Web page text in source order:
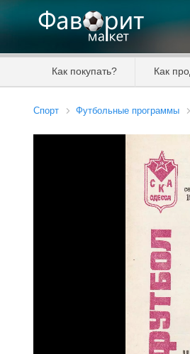
Как покупать? Как
Спорт Футбольные программы